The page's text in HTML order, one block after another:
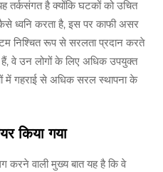
तर्कसंगत है क्योंकि घटकों को उचित
ध्वनि करता है, इस पर काफी असर
निश्चित रूप से सरलता प्रदान करते
हैं, वे उन लोगों के लिए अधिक उपयुक्त
में गहराई से अधिक सरल स्थापना के
किया गया
करने वाली मुख्य बात यह है कि वे